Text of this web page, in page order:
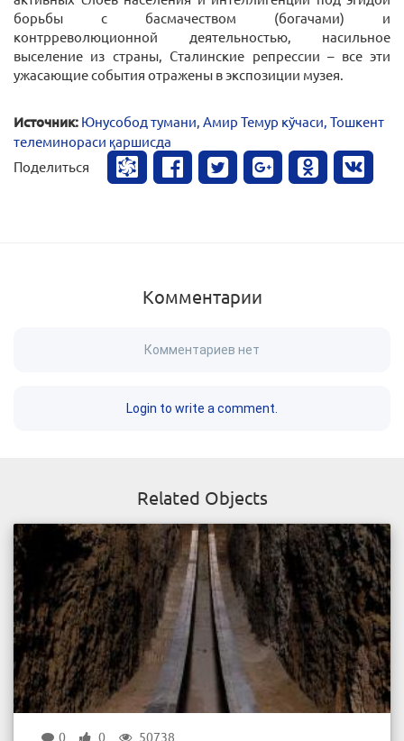
борьбы с басмачеством (богачами) и
контрреволюционной деятельностью, насильное
выселение из страны, Сталинские репрессии – все эти
ужасающие события отражены в экспозиции музея.
Источник: Юнусобод тумани, Амир Темур кўчаси, Тошкент
телеминораси қаршисда
Поделиться
Комментарии
Комментариев нет
Login to write a comment.
Related Objects
0 0 50738